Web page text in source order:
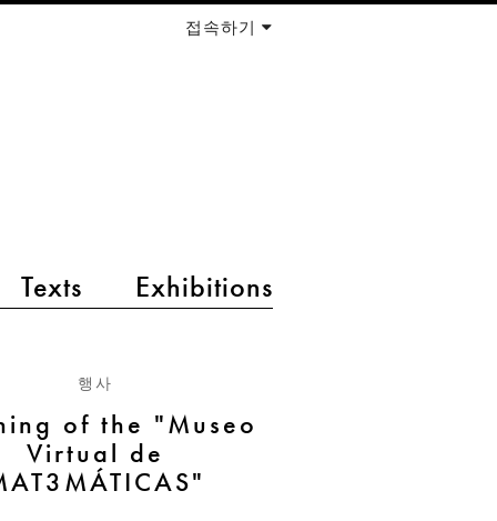
Texts Exhibitions
접속하기
행사
of the "Museo
Virtual de